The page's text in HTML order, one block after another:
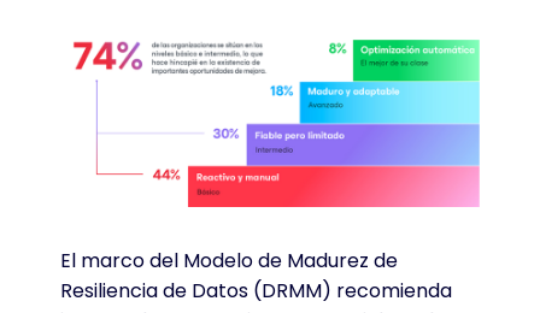
El marco del Modelo de Madurez de
Resiliencia de Datos (DRMM) recomienda